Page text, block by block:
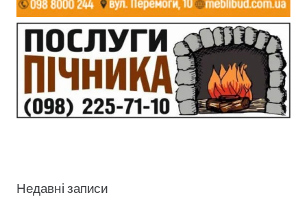
Недавні записи